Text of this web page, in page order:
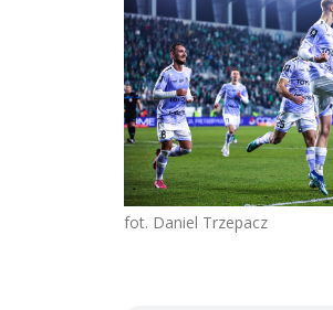
fot. Daniel Trzepacz